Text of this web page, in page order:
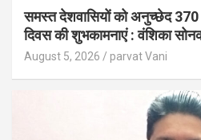
समस्त देशवासियों को अनुच्छेद
दिवस की शुभकामनाएं : वंशिका
August 5, 2026 parvat Vani